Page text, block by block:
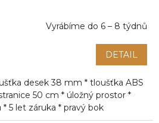
Vyrábíme do 6 – 8 týdnů
DETAIL
desek 38 mm * tloušťka ABS
50 cm * úložný prostor *
5 let záruka * pravý bok